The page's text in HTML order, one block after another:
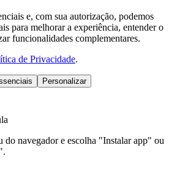
e, com sua autorização, podemos
para melhorar a experiência, entender o
funcionalidades complementares.
de Privacidade.
Personalizar
do navegador e escolha "Instalar app" ou